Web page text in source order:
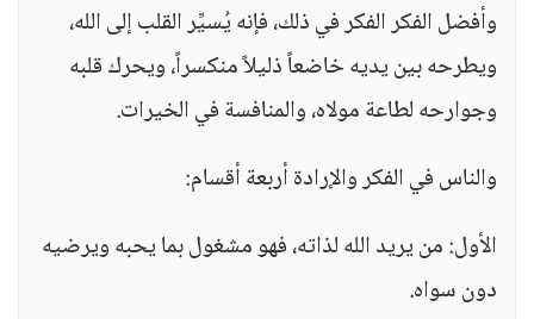
وأفضل الفكر الفكر في ذلك، فإنه يُسيِّر القلب إلى الله،
ويطرحه بين يديه خاضعاً ذليلاً منكسراً، ويحرك قلبه
وجوارحه لطاعة مولاه، والمنافسة في الخيرات.
والناس في الفكر والإرادة أربعة أقسام:
الأول: من يريد الله لذاته، فهو مشغول بما يحبه ويرضيه
دون سواه.